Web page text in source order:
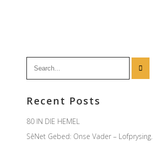
Recent Posts
80 IN DIE HEMEL
SêNet Gebed: Onse Vader – Lofprysing.